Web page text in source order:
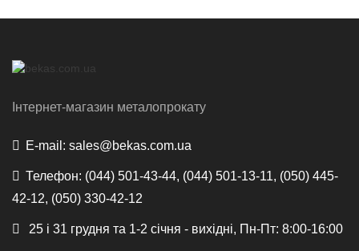
Інтернет-магазин металопрокату
E-mail: sales@bekas.com.ua
Телефон: (044) 501-43-44, (044) 501-13-11, (050) 445-
42-12, (050) 330-42-12
25 і 31 грудня та 1-2 січня - вихідні, Пн-Пт: 8:00-16:00